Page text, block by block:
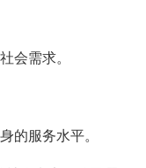
会需求。
的服务水平。